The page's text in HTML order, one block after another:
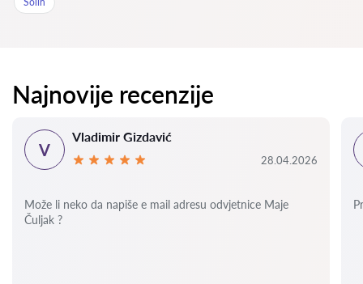
Najnovije recenzije
V
Vladimir Gizdavić
28.04.2026
Može li neko da napiše e mail adresu odvjetnice Maje
Čuljak ?